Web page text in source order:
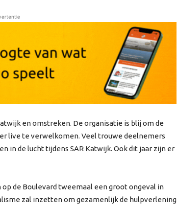
en omstreken. De organisatie is blij om de
live te verwelkomen. Veel trouwe deelnemers
in de lucht tijdens SAR Katwijk. Ook dit jaar zijn er
de Boulevard tweemaal een groot ongeval in
zal inzetten om gezamenlijk de hulpverlening